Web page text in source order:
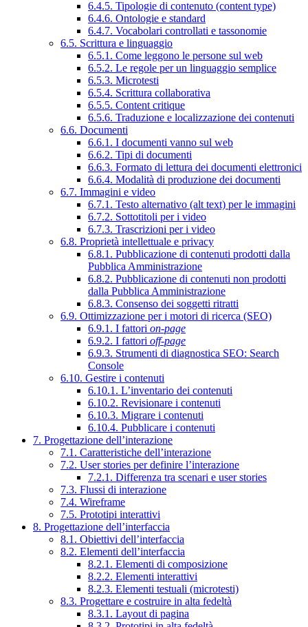
6.4.5. Tipologie di contenuto (content type)
6.4.6. Ontologie e standard
6.4.7. Vocabolari controllati e tassonomie
6.5. Scrittura e linguaggio
6.5.1. Come leggono le persone sul web
6.5.2. Le regole per un linguaggio semplice
6.5.3. Microtesti
6.5.4. Scrittura collaborativa
6.5.5. Content critique
6.5.6. Traduzione e localizzazione dei contenuti
6.6. Documenti
6.6.1. I documenti vanno sul web
6.6.2. Tipi di documenti
6.6.3. Formato di lettura dei documenti elettronici
6.6.4. Modalità di produzione dei documenti
6.7. Immagini e video
6.7.1. Testo alternativo (alt text) per le immagini
6.7.2. Sottotitoli per i video
6.7.3. Trascrizioni per i video
6.8. Proprietà intellettuale e privacy
6.8.1. Pubblicazione di contenuti prodotti dalla
Pubblica Amministrazione
6.8.2. Pubblicazione di contenuti non prodotti
dalla Pubblica Amministrazione
6.8.3. Consenso dei soggetti ritratti
6.9. Ottimizzazione per i motori di ricerca (SEO)
6.9.1. I fattori on-page
6.9.2. I fattori off-page
6.9.3. Strumenti di diagnostica SEO: Search
Console
6.10. Gestire i contenuti
6.10.1. L’inventario dei contenuti
6.10.2. Revisionare i contenuti
6.10.3. Migrare i contenuti
6.10.4. Pubblicare i contenuti
7. Progettazione dell’interazione
7.1. Caratteristiche dell’interazione
7.2. User stories per definire l’interazione
7.2.1. Differenza tra scenari e user stories
7.3. Flussi di interazione
7.4. Wireframe
7.5. Prototipi interattivi
8. Progettazione dell’interfaccia
8.1. Obiettivi dell’interfaccia
8.2. Elementi dell’interfaccia
8.2.1. Elementi di composizione
8.2.2. Elementi interattivi
8.2.3. Elementi testuali (microtesti)
8.3. Progettare e costruire in alta fedeltà
8.3.1. Layout di pagina